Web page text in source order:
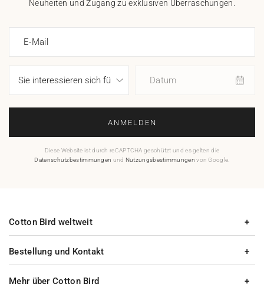
Neuheiten und Zugang zu exklusiven Überraschungen.
E-Mail
Datum
ANMELDEN
Diese Website ist durch reCAPTCHA geschützt und es gelten die
Datenschutzbestimmungen und Nutzungsbestimmungen von Google.
Bestellung und Kontakt
Mehr über Cotton Bird
Cotton Bird weltweit